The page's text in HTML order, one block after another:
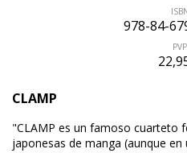
978-84-
PVP
CLAMP
"CLAMP es un famoso cuarteto
japonesas de manga (aunque
ÚLTIMO